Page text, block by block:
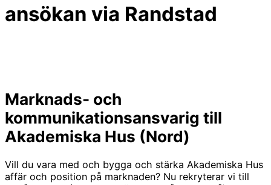
ansökan via Randstad
Marknads- och
kommunikationsansvarig till
Akademiska Hus (Nord)
Vill du vara med och bygga och stärka Akademiska Hus
affär och position på marknaden? Nu rekryterar vi till